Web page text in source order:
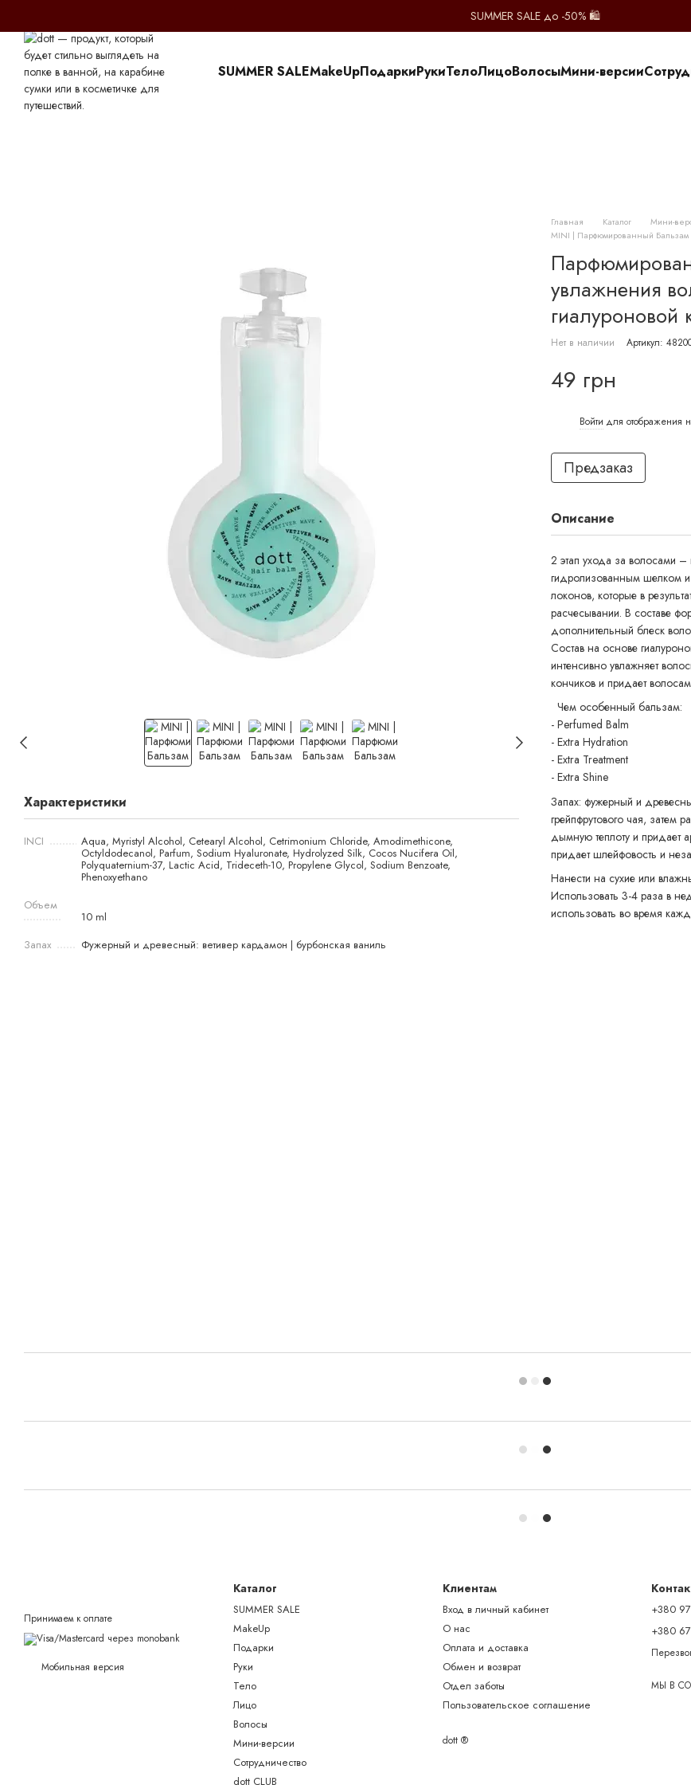
SUMMER SALE до -50% 🛍️
SUMMER SALEMakeUpПодаркиРукиТелоЛицоВолосыМини-версии
Характеристики
INCI Aqua, Myristyl Alcohol, Cetearyl Alcohol, Cetrimonium Chloride, Amodimethicone,
Octyldodecanol, Parfum, Sodium Hyaluronate, Hydrolyzed Silk, Cocos Nucifera Oil,
Polyquaternium-37, Lactic Acid, Trideceth-10, Propylene Glycol, Sodium Benzoate,
Phenoxyethano
Объем
10 ml
Запах
Фужерный и древесный: ветивер кардамон | бурбонская ваниль
Главная Каталог
Мини-
MINI | Парфюмированный Бальзам
увлажнения
гиалуроновой
Нет в наличии Артикул:
49 грн
Войти для отображения
Предзаказ
Описание
2 этап ухода за волосами
гидролизованным шелком и
локонов, которые в
расчесывании. В составе
дополнительный блеск
Состав на основе
интенсивно увлажняет
кончиков и придает волосам
Чем особенный бальзам:
- Perfumed Balm
- Extra Hydration
- Extra Treatment
- Extra Shine
Запах: фужерный и
грейпфрутового чая, затем
дымную теплоту и придает
придает шлейфовость и
Нанести на сухие или
Использовать 3-4 раза в
использовать во время
Принимаем к оплате
Мобильная версия
Каталог
SUMMER SALE
MakeUp
Подарки
Руки
Тело
Лицо
Волосы
Мини-версии
Сотрудничество
dott CLUB
Клиентам
Вход в личный кабинет
О нас
Оплата и доставка
Обмен и возврат
Отдел заботы
Пользовательское соглашение
dott ®
+380
+380
МЫ В